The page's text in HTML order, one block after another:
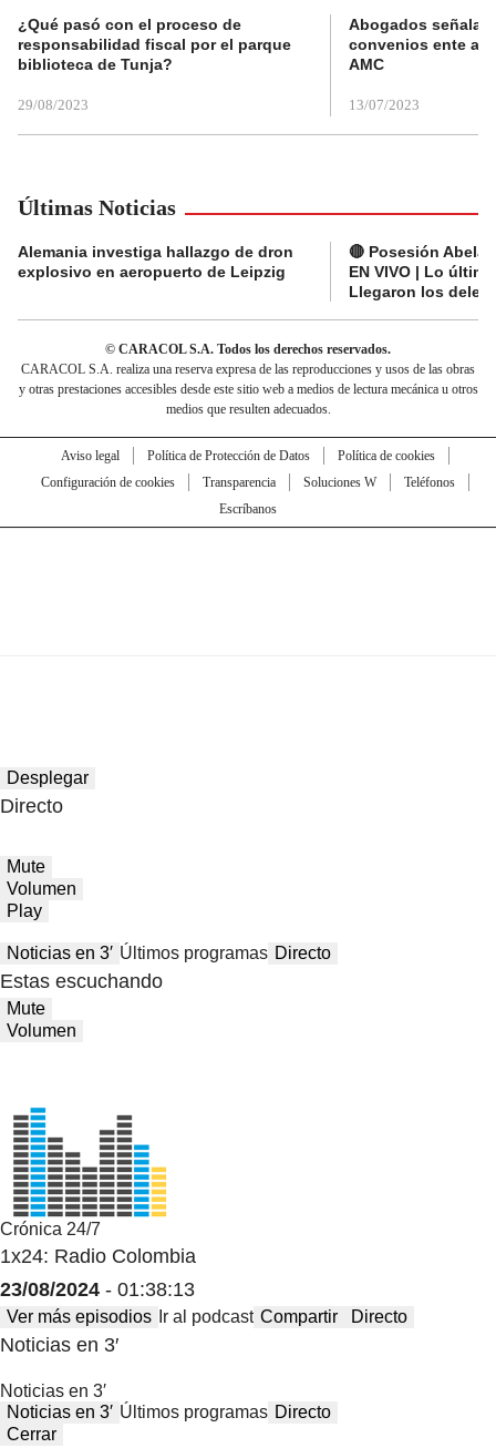
¿Qué pasó con el proceso de
responsabilidad fiscal por el parque
biblioteca de Tunja?
29/08/2023
Abogados
convenios ente
AMC
13/07/2023
Últimas Noticias
Alemania investiga hallazgo de dron
explosivo en aeropuerto de Leipzig
🔴 Posesión
EN VIVO | Lo
Llegaron los
© CARACOL S.A. Todos los derechos reservados.
CARACOL S.A. realiza una reserva expresa de las reproducciones y usos de las obras
y otras prestaciones accesibles desde este sitio web a medios de lectura mecánica u otros
medios que resulten adecuados.
Aviso legal Política de Protección de Datos
Política de cookies
Configuración de cookies
Transparencia Soluciones W
Teléfonos
Escríbanos
Desplegar
Directo
Mute
Volumen
Play
Noticias en 3′ Últimos programas Directo
Estas escuchando
Mute
Volumen
Crónica 24/7
1x24: Radio Colombia
23/08/2024 - 01:38:13
Ver más episodios Ir al podcast Compartir Directo
Noticias en 3′
Noticias en 3′
Noticias en 3′ Últimos programas Directo
Cerrar